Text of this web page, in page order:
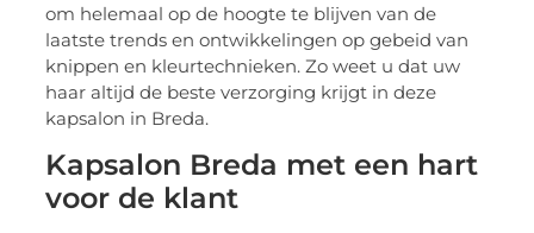
om helemaal op de hoogte te blijven van de
laatste trends en ontwikkelingen op gebeid van
knippen en kleurtechnieken. Zo weet u dat uw
haar altijd de beste verzorging krijgt in deze
kapsalon in Breda.
Kapsalon Breda met een hart
voor de klant